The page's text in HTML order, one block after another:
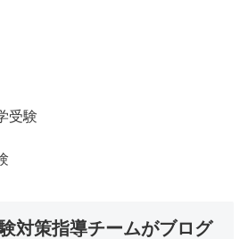
受験
対策指導チームがブログ